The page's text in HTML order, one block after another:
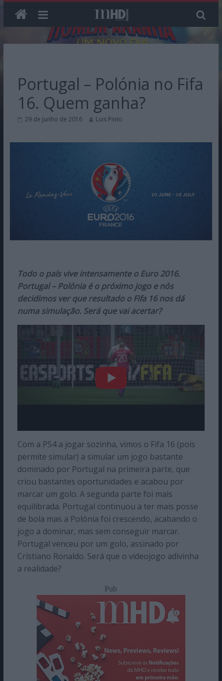
Portugal – Polónia no Fifa
16. Quem ganha?
29 de Junho de 2016 Luis Pinto
Todo o país vive intensamente o Euro 2016.
Portugal – Polónia é o próximo jogo e nós
decidimos ver que resultado o Fifa 16 nos dá
numa simulação. Será que vai acertar?
Com a PS4 a jogar sozinha, vimos o Fifa 16 (pois
permite simular) a simular um jogo bastante
dominado por Portugal na primeira parte, que
criou bastantes oportunidades e acabou por
marcar um golo. A segunda parte foi mais
equilibrada. Portugal continuou a ter mais posse
de bola mas a Polónia foi crescendo, acabando o
jogo a dominar, mas sem conseguir marcar.
Portugal venceu por um golo, assinado por
Cristiano Ronaldo. Será que o videojogo adivinha
a realidade?
Pub